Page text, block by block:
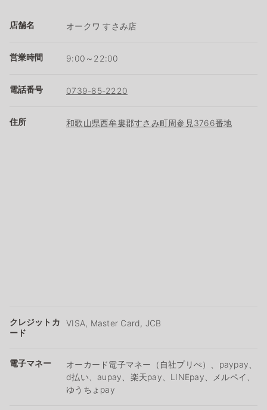
店舗名 オークワ すさみ店
営業時間 9:00～22:00
電話番号 0739-85-2220
住所 和歌山県西牟婁郡すさみ町周参見3766番地
クレジットカ
ード
VISA, Master Card, JCB
電子マネー
オーカード電子マネー（自社プリぺ）、paypay、
d払い、aupay、楽天pay、LINEpay、メルペイ、
ゆうちょpay